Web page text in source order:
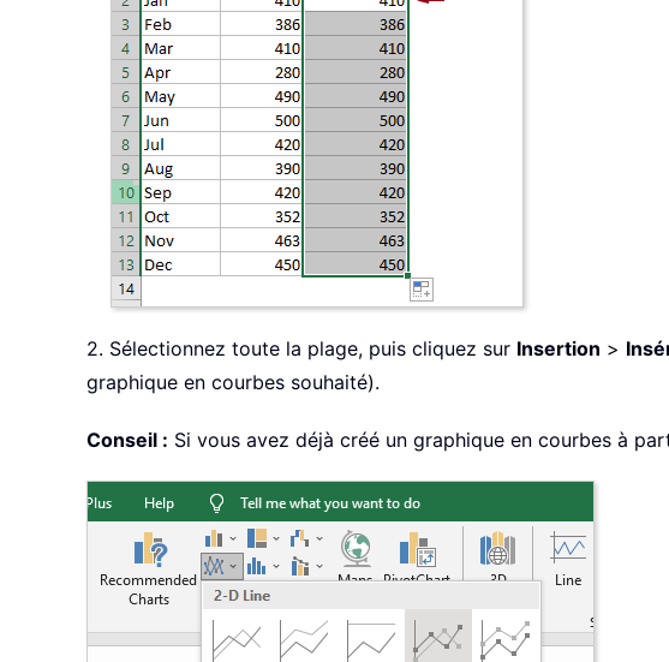
2. Sélectionnez toute la plage, puis cliquez sur Insertion >
graphique en courbes souhaité).
Conseil : Si vous avez déjà créé un graphique en courbes à